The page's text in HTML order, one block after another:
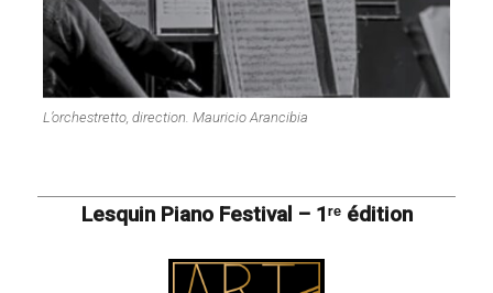
L’orchestretto, direction. Mauricio Arancibia
Lesquin Piano Festival – 1ʳᵉ édition